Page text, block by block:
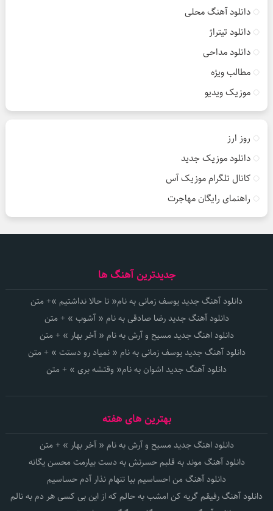
دانلود آهنگ محلی
دانلود تیتراژ
دانلود مداحی
مطالب ویژه
موزیک ویدیو
روز ارز
دانلود موزیک جدید
کانال تلگرام موزیک آس
راهنمای رایگان مهاجرت
جدیدترین آهنگ ها
دانلود آهنگ جدید یوسف زمانی به نام« تا حالا نداشتیم »+ متن
دانلود آهنگ جدید رضا صادقی به نام « آشوب » + متن
دانلود اهنگ جدید مسیح و آرش به نام « آخر بهار » + متن
دانلود آهنگ جدید یوسف زمانی به نام « نمیاد رو دستت » + متن
دانلود آهنگ جدید اشوان به نام« وقتشه بری » + متن
بهترین های هفته
دانلود اهنگ جدید مسیح و آرش به نام « آخر بهار » + متن
دانلود آهنگ موند به قلبم حسرتش به دست بیارمت محسن یگانه
دانلود آهنگ من احساسیم بیا تنهام نذار آدم حساسیم
دانلود آهنگ رفیقم گریه کن امشب به حالم که از این بی کسی هر دم به نالم